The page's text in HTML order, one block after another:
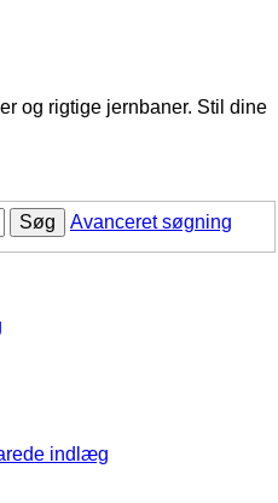
og rigtige jernbaner. Stil dine
Søg Avanceret søgning
indlæg